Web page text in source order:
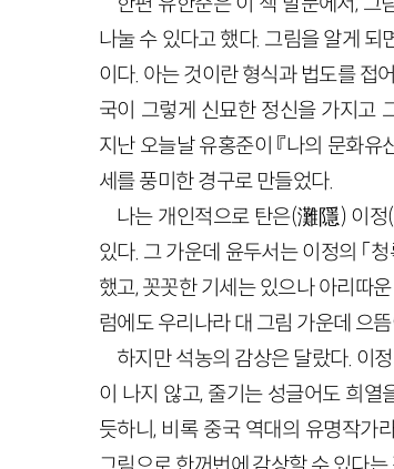
나눌 수 있다고 했다. 그림을 알게
이다. 아는 것이란 형식과 법도를 접
국이 그렇게 신묘한 정신을 가지고
지난 오늘날 유홍준이 『나의 문화유
세를 풍미한 경구로 만들었다.
나는 개인적으로 탄은(灘隱) 이정
있다. 그 가운데 윤두서는 이정의 「
했고, 꼿꼿한 기세는 있으나 아리따
럼에도 우리나라 대 그림 가운데 으
하지만 석농의 감상은 달랐다. 이정
이 나지 않고, 줄기는 성글어도 희
듯하니, 비록 중국 역대의 유명작가